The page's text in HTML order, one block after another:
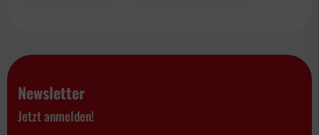
Newsletter
Jetzt anmelden!